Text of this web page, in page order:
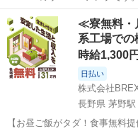
が、使用可能かと思います。
お返事致します。 取引場所は、コメリ丸岡店で、よろしくお願いしま
す。
福井 坂井市 丸岡駅
≪寮無料・
系工場で
時給1,300円
日払い
株式会社
長野県 茅野駅
【お昼ご飯がタダ！食事無料